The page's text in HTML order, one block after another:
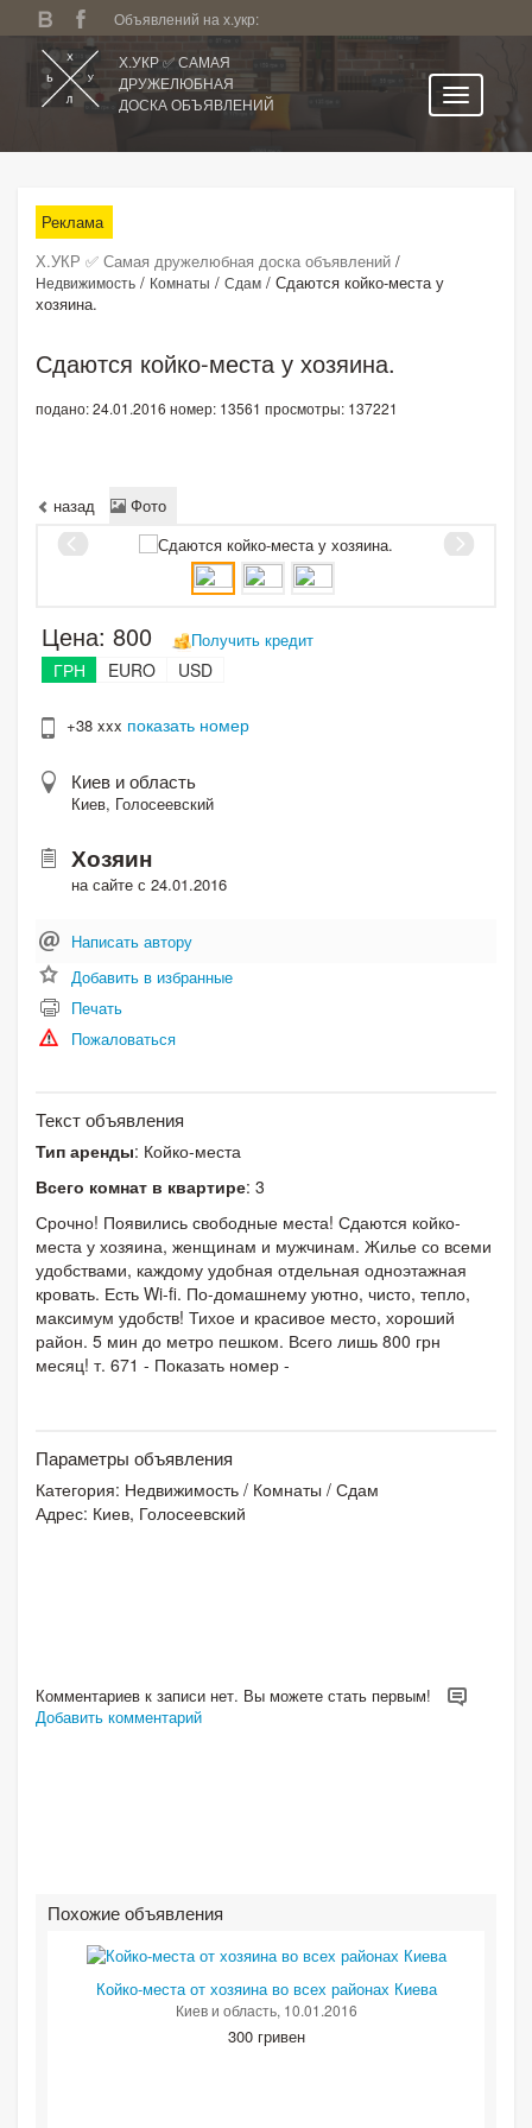
Объявлений на х.укр:
Х.УКР ✅ САМАЯ
ДРУЖЕЛЮБНАЯ
ДОСКА ОБЪЯВЛЕНИЙ
Все регионы
Категории
Избранное
Личный кабинет
Поиск по сайту
Реклама
Х.УКР ✅ Самая дружелюбная доска объявлений /
Недвижимость / Комнаты / Сдам / Сдаются койко-места у
хозяина.
Сдаются койко-места у хозяина.
подано: 24.01.2016 номер: 13561 просмотры: 137221
назад Фото
Цена: 800 Получить кредит
ГРН EURO USD
+38 xxx показать номер
Киев и область
Киев, Голосеевский
Хозяин
на сайте с 24.01.2016
Написать автору
Добавить в избранные
Печать
Пожаловаться
Текст объявления
Тип аренды: Койко-места
Всего комнат в квартире: 3
Срочно! Появились свободные места! Сдаются койко-
места у хозяина, женщинам и мужчинам. Жилье со всеми
удобствами, каждому удобная отдельная одноэтажная
кровать. Есть Wi-fi. По-домашнему уютно, чисто, тепло,
максимум удобств! Тихое и красивое место, хороший
район. 5 мин до метро пешком. Всего лишь 800 грн
месяц! т. 671 - Показать номер -
Параметры объявления
Категория: Недвижимость / Комнаты / Сдам
Адрес: Киев, Голосеевский
Комментариев к записи нет. Вы можете стать первым!
Добавить комментарий
Похожие объявления
Койко-места от хозяина во всех районах Киева
Киев и область, 10.01.2016
300 гривен